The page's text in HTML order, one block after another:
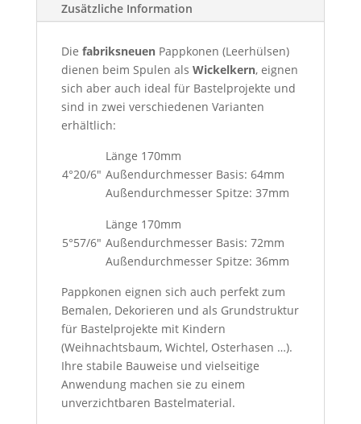
Zusätzliche Information
Die fabriksneuenPappkonen (Leerhülsen)
dienen beim Spulen als Wickelkern, eignen
sich aber auch ideal für Bastelprojekte und
sind in zwei verschiedenen Varianten
erhältlich:
4°20/6"
Länge 170mm
Außendurchmesser Basis: 64mm
Außendurchmesser Spitze: 37mm
5°57/6"
Länge 170mm
Außendurchmesser Basis: 72mm
Außendurchmesser Spitze: 36mm
Pappkonen eignen sich auch perfekt zum
Bemalen, Dekorieren und als Grundstruktur
für Bastelprojekte mit Kindern
(Weihnachtsbaum, Wichtel, Osterhasen …).
Ihre stabile Bauweise und vielseitige
Anwendung machen sie zu einem
unverzichtbaren Bastelmaterial.